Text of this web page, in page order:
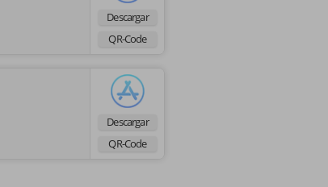
Descargar
QR-Code
Descargar
QR-Code